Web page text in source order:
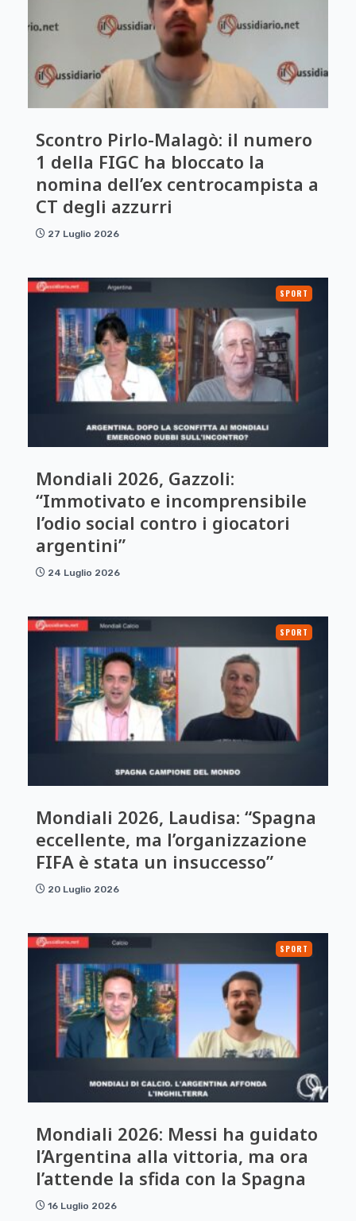
Scontro Pirlo-Malagò: il numero
1 della FIGC ha bloccato la
nomina dell’ex centrocampista a
CT degli azzurri
27 Luglio 2026
SPORT
Mondiali 2026, Gazzoli:
“Immotivato e incomprensibile
l’odio social contro i giocatori
argentini”
24 Luglio 2026
SPORT
Mondiali 2026, Laudisa: “Spagna
eccellente, ma l’organizzazione
FIFA è stata un insuccesso”
20 Luglio 2026
SPORT
Mondiali 2026: Messi ha guidato
l’Argentina alla vittoria, ma ora
l’attende la sfida con la Spagna
16 Luglio 2026